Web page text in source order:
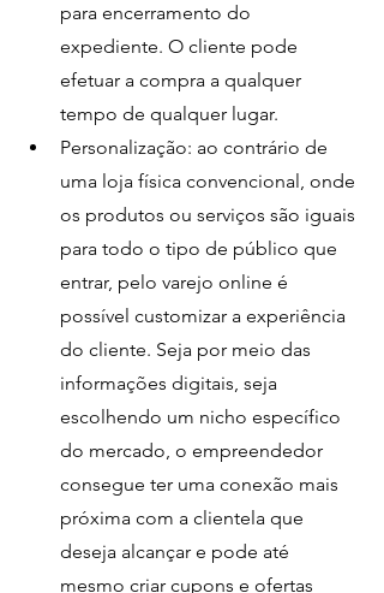
para encerramento do
expediente. O cliente pode
efetuar a compra a qualquer
tempo de qualquer lugar.
Personalização: ao contrário de
uma loja física convencional, onde
os produtos ou serviços são iguais
para todo o tipo de público que
entrar, pelo varejo online é
possível customizar a experiência
do cliente. Seja por meio das
informações digitais, seja
escolhendo um nicho específico
do mercado, o empreendedor
consegue ter uma conexão mais
próxima com a clientela que
deseja alcançar e pode até
mesmo criar cupons e ofertas